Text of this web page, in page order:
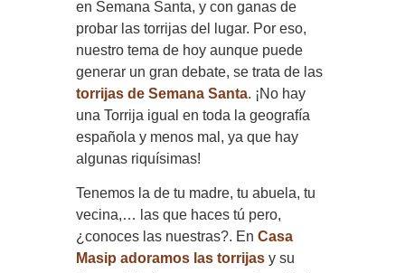
en Semana Santa, y con ganas de
probar las torrijas del lugar. Por eso,
nuestro tema de hoy aunque puede
generar un gran debate, se trata de las
torrijas de Semana Santa. ¡No hay
una Torrija igual en toda la geografía
española y menos mal, ya que hay
algunas riquísimas!
Tenemos la de tu madre, tu abuela, tu
vecina,… las que haces tú pero,
¿conoces las nuestras?. EnCasa
Masip adoramos las torrijas y su